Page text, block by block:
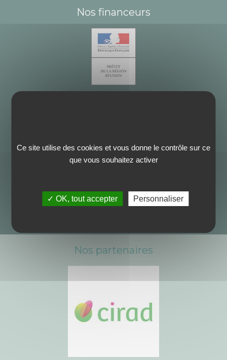
Nos financeurs
Nos partenaires
Ce site utilise des cookies et vous donne le contrôle sur ce
que vous souhaitez activer
✓ OK, tout accepter Personnaliser